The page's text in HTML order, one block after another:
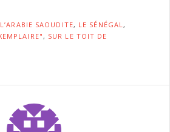
L’ARABIE SAOUDITE, LE SÉNÉGAL,
, SUR LE TOIT DE